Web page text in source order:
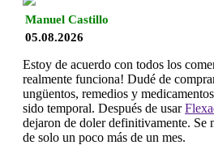
Manuel Castillo
05.08.2026
Estoy de acuerdo con todos los
realmente funciona! Dudé de
ungüentos, remedios y
sido temporal. Después de usar
dejaron de doler definitivamente. Se
de solo un poco más de un mes.